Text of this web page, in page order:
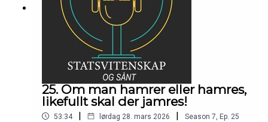
25. Om man hamrer eller hamres,
likefullt skal der jamres!
53:34 | lørdag 28. mars 2026 | Season 7, Ep. 25